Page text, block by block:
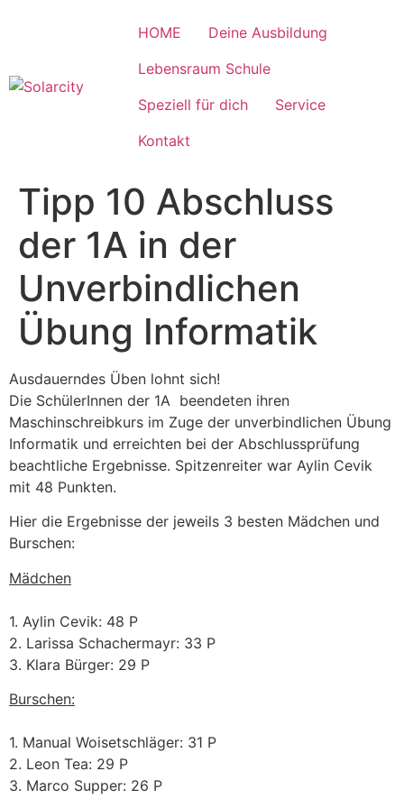
HOME
Deine Ausbildung
Lebensraum Schule
Speziell für dich
Service
Kontakt
Tipp 10 Abschluss
der 1A in der
Unverbindlichen
Übung Informatik
Ausdauerndes Üben lohnt sich!
Die SchülerInnen der 1A beendeten ihren
Maschinschreibkurs im Zuge der unverbindlichen Übung
Informatik und erreichten bei der Abschlussprüfung
beachtliche Ergebnisse. Spitzenreiter war Aylin Cevik
mit 48 Punkten.
Hier die Ergebnisse der jeweils 3 besten Mädchen und
Burschen:
Mädchen
1. Aylin Cevik: 48 P
2. Larissa Schachermayr: 33 P
3. Klara Bürger: 29 P
Burschen:
1. Manual Woisetschläger: 31 P
2. Leon Tea: 29 P
3. Marco Supper: 26 P